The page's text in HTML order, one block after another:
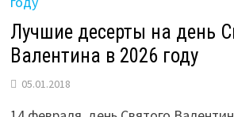
Лучшие десерты на день
Валентина в 2026 году
05.01.2018